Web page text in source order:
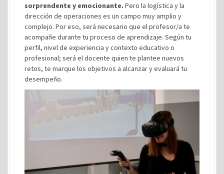
sorprendente y emocionante. Pero la logística y la
dirección de operaciones es un campo muy amplio y
complejo. Por eso, será necesario que el profesor/a te
acompañe durante tu proceso de aprendizaje. Según tu
perfil, nivel de experiencia y contexto educativo o
profesional; será el docente quien te plantee nuevos
retos, te marque los objetivos a alcanzar y evaluará tu
desempeño.